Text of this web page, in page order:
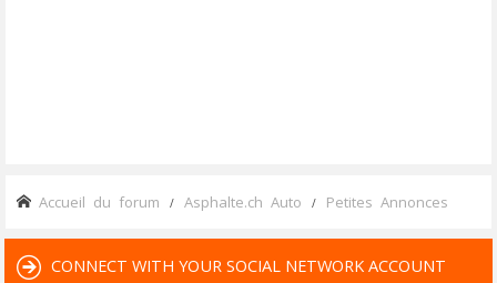
Accueil du forum Asphalte.ch Auto Petites Annonces
CONNECT WITH YOUR SOCIAL NETWORK ACCOUNT